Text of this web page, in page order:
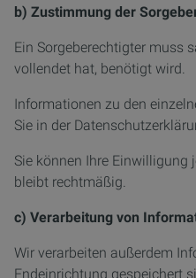
b) Zustimmung der
Ein Sorgeberechtigter muss
vollendet hat, benötigt wird.
Informationen zu den
Sie in der
Sie können Ihre Einwilligung
bleibt rechtmäßig.
c) Verarbeitung von
Wir verarbeiten außerdem
Endeinrichtung gespeichert